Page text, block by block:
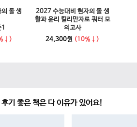
돌 생
2027 수능대비 현자의 돌 생
활과 윤리 킬리만자로 쿼터 모
의고사
24,300원 (10%↓)
다음 슬라이드
기 좋은 책은 다 이유가 있어요!